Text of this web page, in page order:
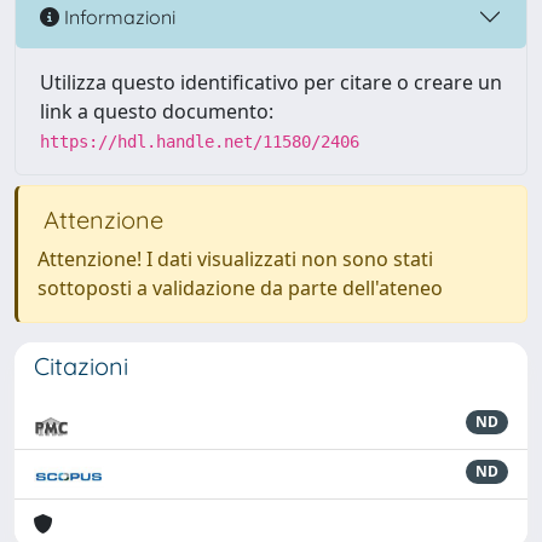
Informazioni
Utilizza questo identificativo per citare o creare un
link a questo documento:
https://hdl.handle.net/11580/2406
Attenzione
Attenzione! I dati visualizzati non sono stati
sottoposti a validazione da parte dell'ateneo
Citazioni
ND
ND